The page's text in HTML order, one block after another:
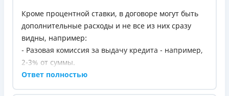
Кроме процентной ставки, в договоре могут быть
дополнительные расходы и не все из них сразу
видны, например:
- Разовая комиссия за выдачу кредита - например,
2-3% от суммы.
Ежемесячные комиссии - за обслуживание кредита
или счета.
Ответ полностью